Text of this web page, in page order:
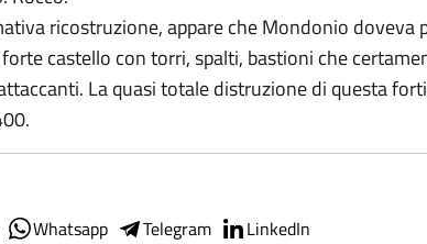
ricostruzione, appare che Mondonio doveva
castello con torri, spalti, bastioni che
La quasi totale distruzione di questa
Whatsapp Telegram LinkedIn